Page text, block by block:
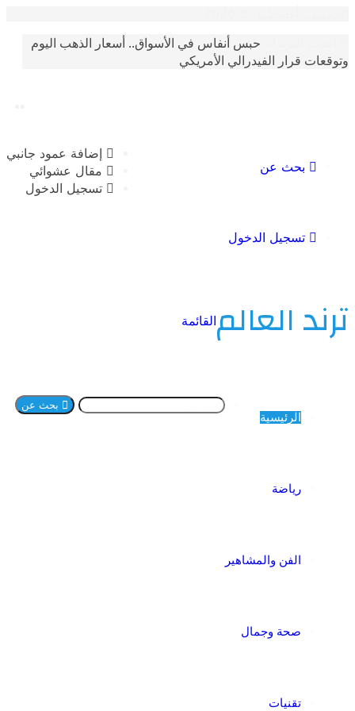
حبس أنفاس في الأسواق.. أسعار الذهب اليوم
قرار الفيدرالي الأمريكي
إضافة عمود جانبي
مقال عشوائي
تسجيل الدخول
بحث عن
تسجيل الدخول
العالمالقائمة
الفن والمشاهير
صحة وجمال
بحث عن